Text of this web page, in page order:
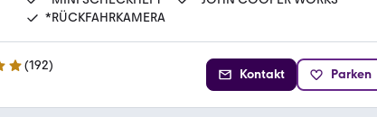
*RÜCKFAHRKAMERA
(192)
Kontakt Parken